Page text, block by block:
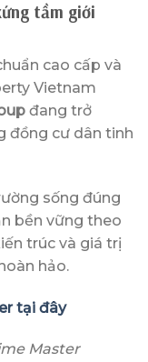
tầm giới
cao cấp và
Vietnam
đang trở
đồng cư dân tinh
sống đúng
bền vững theo
trúc và giá trị
hảo.
tại đây
Master